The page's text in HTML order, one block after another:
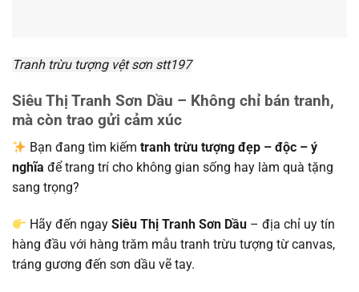
Tranh trừu tượng vệt sơn stt197
Siêu Thị Tranh Sơn Dầu – Không chỉ bán tranh,
mà còn trao gửi cảm xúc
Bạn đang tìm kiếmtranh trừu tượng đẹp – độc – ý
nghĩa để trang trí cho không gian sống hay làm quà tặng
sang trọng?
Hãy đến ngaySiêu Thị Tranh Sơn Dầu – địa chỉ uy tín
hàng đầu với hàng trăm mẫu tranh trừu tượng từ canvas,
tráng gương đến sơn dầu vẽ tay.